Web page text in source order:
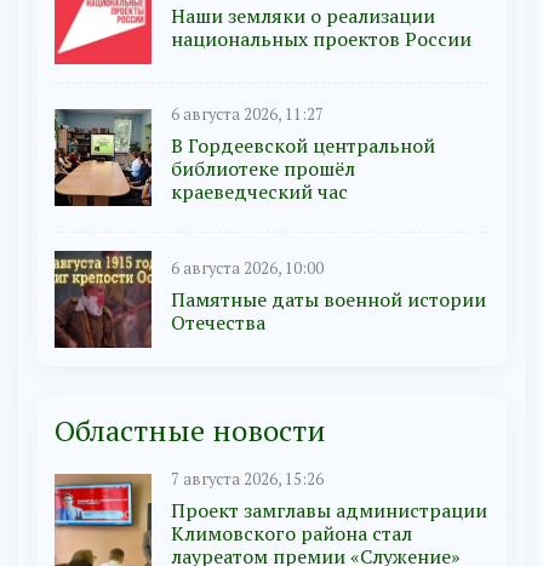
Наши земляки о реализации
национальных проектов России
6 августа 2026, 11:27
В Гордеевской центральной
библиотеке прошёл
краеведческий час
6 августа 2026, 10:00
Памятные даты военной истории
Отечества
Областные новости
7 августа 2026, 15:26
Проект замглавы администрации
Климовского района стал
лауреатом премии «Служение»